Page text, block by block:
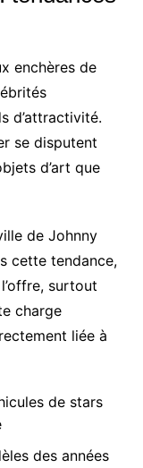
enchères de
d’attractivité.
se disputent
d’art que
de Johnny
cette tendance,
surtout
charge
liée à
de stars
des années